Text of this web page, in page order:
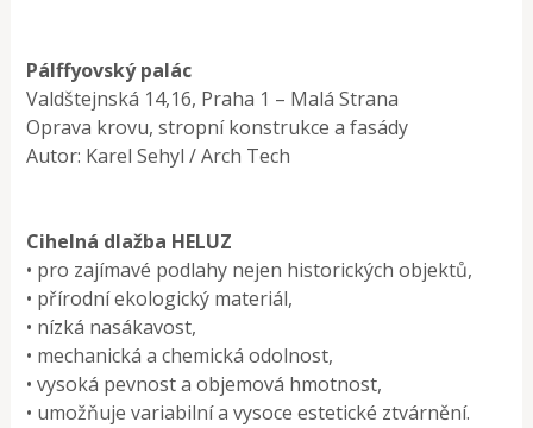
Pálffyovský palác
Valdštejnská 14,16, Praha 1 – Malá Strana
Oprava krovu, stropní konstrukce a fasády
Autor: Karel Sehyl / Arch Tech
Cihelná dlažba HELUZ
• pro zajímavé podlahy nejen historických objektů,
• přírodní ekologický materiál,
• nízká nasákavost,
• mechanická a chemická odolnost,
• vysoká pevnost a objemová hmotnost,
• umožňuje variabilní a vysoce estetické ztvárnění.